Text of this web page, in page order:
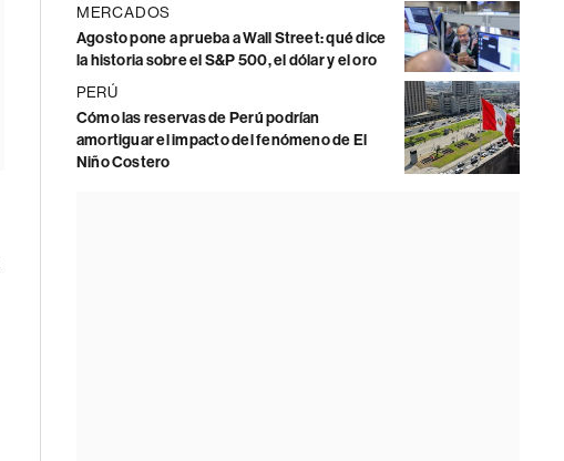
MERCADOS
Agosto pone a prueba a Wall Street: qué dice
la historia sobre el S&P 500, el dólar y el oro
PERÚ
Cómo las reservas de Perú podrían
amortiguar el impacto del fenómeno de El
Niño Costero